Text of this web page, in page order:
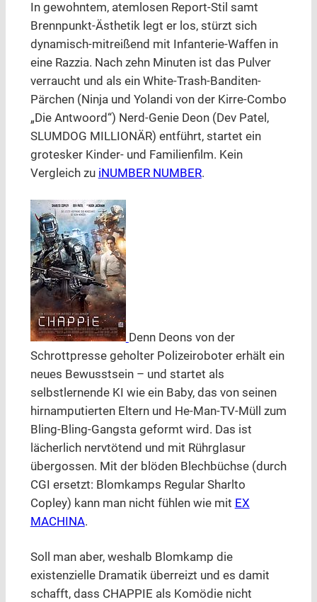
In gewohntem, atemlosen Report-Stil samt
Brennpunkt-Ästhetik legt er los, stürzt sich
dynamisch-mitreißend mit Infanterie-Waffen in
eine Razzia. Nach zehn Minuten ist das Pulver
verraucht und als ein White-Trash-Banditen-
Pärchen (Ninja und Yolandi von der Kirre-Combo
„Die Antwoord“) Nerd-Genie Deon (Dev Patel,
SLUMDOG MILLIONÄR) entführt, startet ein
grotesker Kinder- und Familienfilm. Kein
Vergleich zu iNUMBER NUMBER.
Denn Deons von der
Schrottpresse geholter Polizeiroboter erhält ein
neues Bewusstsein – und startet als
selbstlernende KI wie ein Baby, das von seinen
hirnamputierten Eltern und He-Man-TV-Müll zum
Bling-Bling-Gangsta geformt wird. Das ist
lächerlich nervtötend und mit Rührglasur
übergossen. Mit der blöden Blechbüchse (durch
CGI ersetzt: Blomkamps Regular Sharlto
Copley) kann man nicht fühlen wie mit EX
MACHINA.
Soll man aber, weshalb Blomkamp die
existenzielle Dramatik überreizt und es damit
schafft, dass CHAPPIE als Komödie nicht